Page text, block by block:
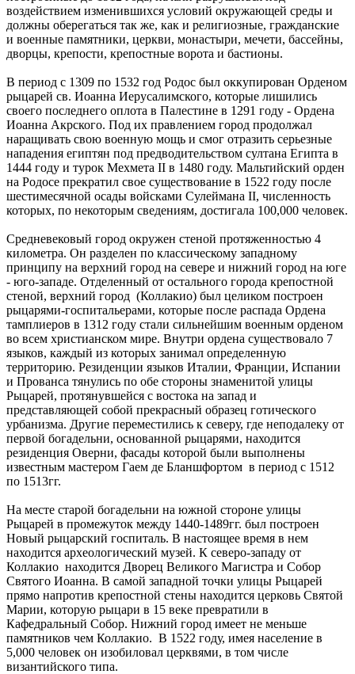
воздействием изменившихся условий окружающей среды и
должны оберегаться так же, как и религиозные, гражданские
и военные памятники, церкви, монастыри, мечети, бассейны,
дворцы, крепости, крепостные ворота и бастионы.
В период с 1309 по 1532 год Родос был оккупирован Орденом
рыцарей св. Иоанна Иерусалимского, которые лишились
своего последнего оплота в Палестине в 1291 году - Ордена
Иоанна Акрского. Под их правлением город продолжал
наращивать свою военную мощь и смог отразить серьезные
нападения египтян под предводительством султана Египта в
1444 году и турок Мехмета II в 1480 году. Мальтийский орден
на Родосе прекратил свое существование в 1522 году после
шестимесячной осады войсками Сулеймана II, численность
которых, по некоторым сведениям, достигала 100,000 человек.
Средневековый город окружен стеной протяженностью 4
километра. Он разделен по классическому западному
принципу на верхний город на севере и нижний город на юге
- юго-западе. Отделенный от остального города крепостной
стеной, верхний город (Коллакио) был целиком построен
рыцарями-госпитальерами, которые после распада Ордена
тамплиеров в 1312 году стали сильнейшим военным орденом
во всем христианском мире. Внутри ордена существовало 7
языков, каждый из которых занимал определенную
территорию. Резиденции языков Италии, Франции, Испании
и Прованса тянулись по обе стороны знаменитой улицы
Рыцарей, протянувшейся с востока на запад и
представляющей собой прекрасный образец готического
урбанизма. Другие переместились к северу, где неподалеку от
первой богадельни, основанной рыцарями, находится
резиденция Оверни, фасады которой были выполнены
известным мастером Гаем де Бланшфортом в период с 1512
по 1513гг.
На месте старой богадельни на южной стороне улицы
Рыцарей в промежуток между 1440-1489гг. был построен
Новый рыцарский госпиталь. В настоящее время в нем
находится археологический музей. К северо-западу от
Коллакио находится Дворец Великого Магистра и Собор
Святого Иоанна. В самой западной точки улицы Рыцарей
прямо напротив крепостной стены находится церковь Святой
Марии, которую рыцари в 15 веке превратили в
Кафедральный Собор. Нижний город имеет не меньше
памятников чем Коллакио. В 1522 году, имея население в
5,000 человек он изобиловал церквями, в том числе
византийского типа.